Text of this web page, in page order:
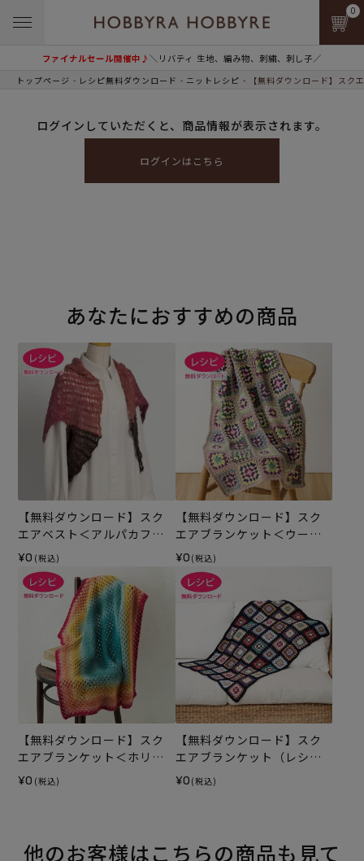
ファイナルセール開催中♪＼リバティ 生地、編み物、刺繍、刺し子／
0
トップページ レシピ無料ダウンロード ニットレシピ 【無料ダウンロード】スク
ログインしていただくと、商品情報が表示されます。
ログインはこちら
あなたにおすすめの商品
【無料ダウンロード】スク
エアベスト＜アルパカフロ
ート＞（レシピ）
¥0 (税込)
【無料ダウンロード】スク
エアブランケット＜ウール
スイート＞（レシピ）
¥0 (税込)
【無料ダウンロード】スク
エアブランケット＜ホリィ
＞（レシピ）
¥0 (税込)
【無料ダウンロード】スク
エアブランケット（レシ
ピ）
¥0 (税込)
他のお客様はこちらの商品も見て